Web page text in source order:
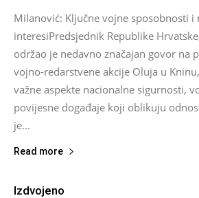
Milanović: Ključne vojne sposobnosti i
interesiPredsjednik Republike
održao je nedavno značajan govor na
vojno-redarstvene akcije Oluja u
važne aspekte nacionalne sigurnosti,
povijesne događaje koji oblikuju
je...
Read more
Izdvojeno